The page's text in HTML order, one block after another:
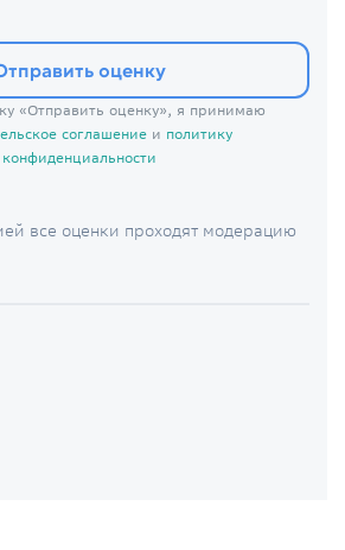
оценку
«Отправить оценку», я принимаю
соглашениеи политику
конфиденциальности
все оценки проходят модерацию